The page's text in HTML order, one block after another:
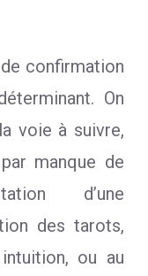
confirmation
On
voie à suivre,
manque de
d’une
des tarots,
ou au